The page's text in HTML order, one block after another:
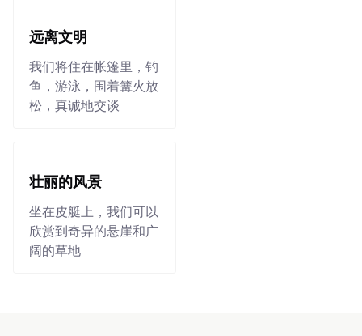
远离文明
我们将住在帐篷里，钓
鱼，游泳，围着篝火放
松，真诚地交谈
壮丽的风景
坐在皮艇上，我们可以
欣赏到奇异的悬崖和广
阔的草地